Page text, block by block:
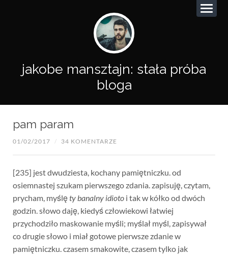
jakobe mansztajn: stała próba
bloga
pam param
01/02/2017 / 34 KOMENTARZE
[235] jest dwudziesta, kochany pamiętniczku. od
osiemnastej szukam pierwszego zdania. zapisuję, czytam,
prycham, myślęty banalny idiotoi tak w kółko od dwóch
godzin. słowo daję, kiedyś człowiekowi łatwiej
przychodziło maskowanie myśli; myślał myśl, zapisywał
co drugie słowo i miał gotowe pierwsze zdanie w
pamiętniczku. czasem smakowite, czasem tylko jak